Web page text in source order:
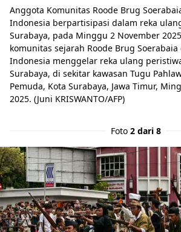
Anggota Komunitas Roode Brug
Indonesia berpartisipasi dalam reka
Surabaya, pada Minggu 2 November
komunitas sejarah Roode Brug
Indonesia menggelar reka ulang
Surabaya, di sekitar kawasan Tugu
Pemuda, Kota Surabaya, Jawa Timur,
2025. (Juni KRISWANTO/AFP)
Foto 2 dari 8